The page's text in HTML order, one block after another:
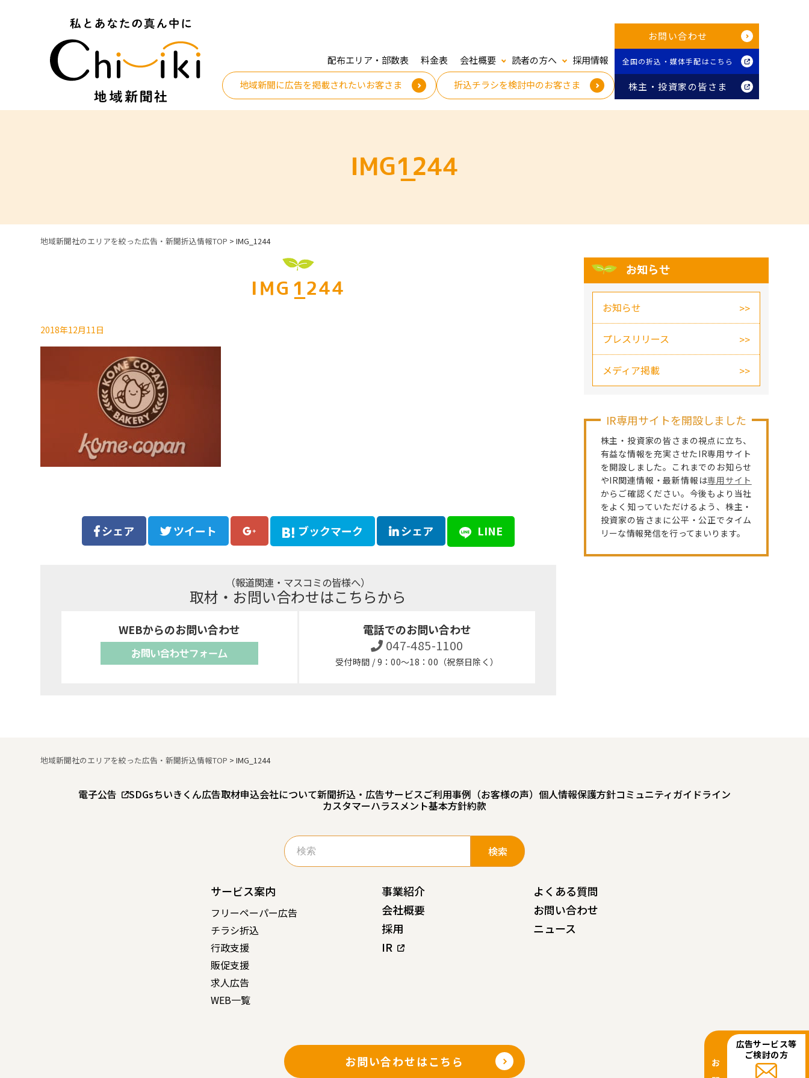
配布エリア・部数表 料金表 会社概要 読者の方へ
採用情報
地域新聞に広告を掲載されたいお客さま
折込チラシを検討中のお客さま
お問い合わせ
全国の折込・媒体手配はこちら
株主・投資家の皆さま
IMG_1244
地域新聞社のエリアを絞った広告・新聞折込情報TOP >IMG_1244
IMG_1244
2018年12月11日
シェア ツイート ブックマーク シェア LINE
（報道関連・マスコミの皆様へ）
取材・お問い合わせはこちらから
WEBからのお問い合わせ
お問い合わせフォーム
電話でのお問い合わせ
047-485-1100
受付時間 / 9：00～18：00（祝祭日除く）
お知らせ
お知らせ
プレスリリース
メディア掲載
IR専用サイトを開設しました
株主・投資家の皆さまの視点に立ち、
有益な情報を充実させたIR専用サイト
を開設しました。これまでのお知らせ
やIR関連情報・最新情報は専用サイト
からご確認ください。今後もより当社
をよく知っていただけるよう、株主・
投資家の皆さまに公平・公正でタイム
リーな情報発信を行ってまいります。
地域新聞社のエリアを絞った広告・新聞折込情報TOP >IMG_1244
電子公告 SDGsちいきくん広告取材申込会社について新聞折込・広告サービスご利用事例（お客様の声） 個人情報保護方針コミュニティガイドライン
カスタマーハラスメント基本方針約款
検
索:
サービス案内
フリーペーパー広告
チラシ折込
行政支援
販促支援
求人広告
WEB一覧
事業紹介
会社概要
採用
IR
よくある質問
お問い合わせ
ニュース
お問い合わせはこちら
広告サービス等
ご検討の方